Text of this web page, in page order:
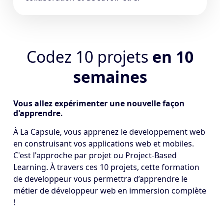
Codez 10 projets en 10
semaines
Vous allez expérimenter une nouvelle façon
d'apprendre.
À La Capsule, vous apprenez le developpement web
en construisant vos applications web et mobiles.
C'est l'approche par projet ou Project-Based
Learning. À travers ces 10 projets, cette formation
de developpeur vous permettra d’apprendre le
métier de développeur web en immersion complète
!